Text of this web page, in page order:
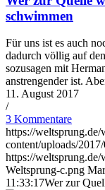
schwimmen
Für uns ist es auch
dadurch völlig auf
sozusagen mit
anstrengender ist.
11. August 2017
/
3 Kommentare
https://weltsprung.de/
content/uploads/
https://
Weltsprung-c.png
11:33:17Wer zur